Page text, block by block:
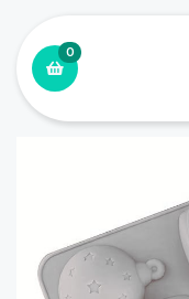
0